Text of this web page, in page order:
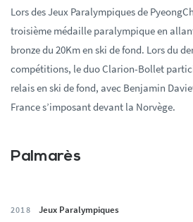
Lors des Jeux Paralympiques de
troisième médaille paralympique en
bronze du 20Km en ski de fond. Lors du
compétitions, le duo Clarion-Bollet
relais en ski de fond, avec Benjamin
France s’imposant devant la Norvège.
Palmarès
2018 Jeux Paralympiques